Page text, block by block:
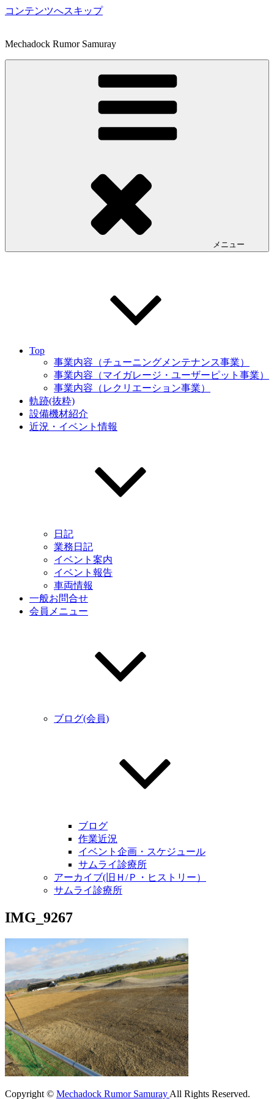
コンテンツへスキップ
Mechadock Rumor Samuray
メニュー
Top
事業内容（チューニングメンテナンス事業）
事業内容（マイガレージ・ユーザーピット事業）
事業内容（レクリエーション事業）
軌跡(抜粋)
設備機材紹介
近況・イベント情報
日記
業務日記
イベント案内
イベント報告
車両情報
一般お問合せ
会員メニュー
ブログ(会員)
ブログ
作業近況
イベント企画・スケジュール
サムライ診療所
アーカイブ(旧Ｈ/Ｐ・ヒストリー）
サムライ診療所
IMG_9267
Copyright © Mechadock Rumor Samuray All Rights Reserved.